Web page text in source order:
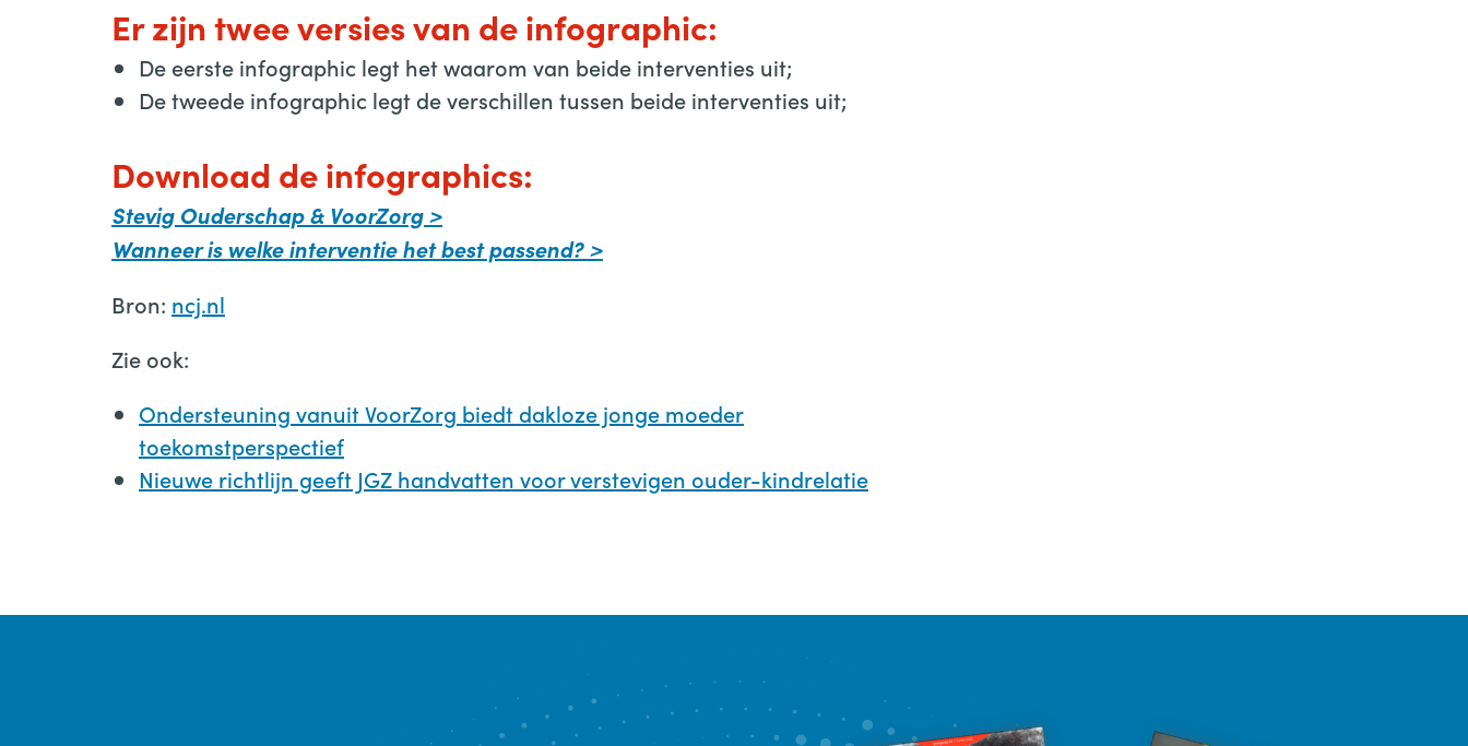
Er zijn twee versies van de infographic:
De eerste infographic legt het waarom van beide interventies uit;
De tweede infographic legt de verschillen tussen beide interventies uit;
Download de infographics:
Stevig Ouderschap & VoorZorg >
Wanneer is welke interventie het best passend? >
Bron: ncj.nl
Zie ook:
Ondersteuning vanuit VoorZorg biedt dakloze jonge moeder
toekomstperspectief
Nieuwe richtlijn geeft JGZ handvatten voor verstevigen ouder-kindrelatie